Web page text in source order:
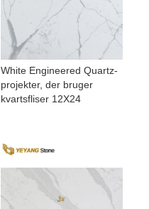
White Engineered Quartz-
projekter, der bruger
kvartsfliser 12X24